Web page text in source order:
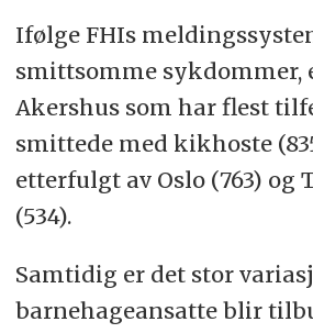
Ifølge FHIs
smittsomme sykdommer,
Akershus som har flest
smittede med kikhoste
etterfulgt av Oslo (763) og
(534).
Samtidig er det stor
barnehageansatte blir